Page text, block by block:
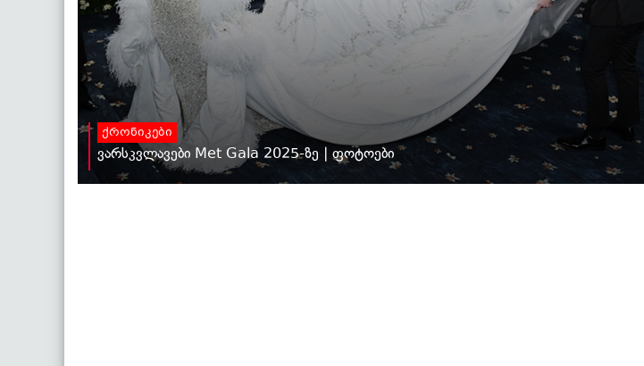
ქრონიკები
ვარსკვლავები Met Gala 2025-ზე | ფოტოები